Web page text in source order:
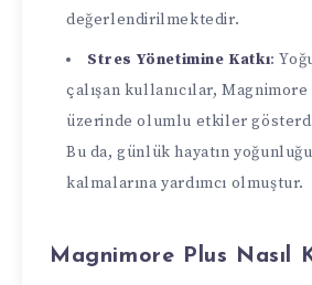
değerlendirilmektedir.
Stres Yönetimine Katkı:
çalışan kullanıcılar, Magnimore
üzerinde olumlu etkiler
Bu da, günlük hayatın
kalmalarına yardımcı olmuştur.
Magnimore Plus Nasıl